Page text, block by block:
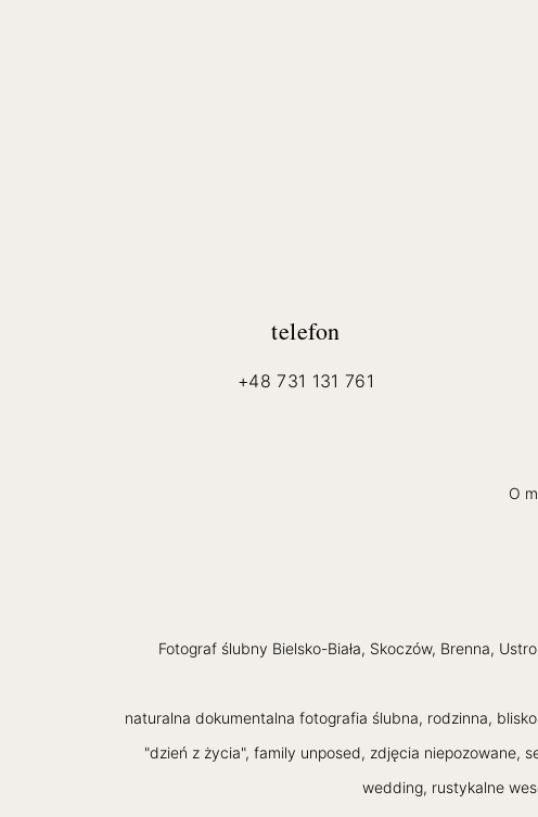
telefon
+48 731 131 761
O
Fotograf ślubny Bielsko-Biała, Skoczów, Brenna,
naturalna dokumentalna fotografia ślubna, rodzinna,
"dzień z życia", family unposed, zdjęcia niepozowane,
wedding, rustykalne